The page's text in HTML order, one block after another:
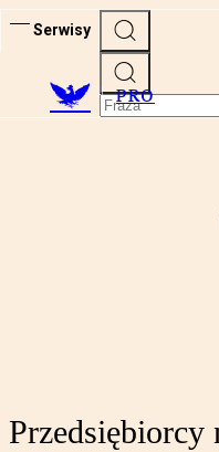
Serwisy
PRO
Przedsiębiorcy